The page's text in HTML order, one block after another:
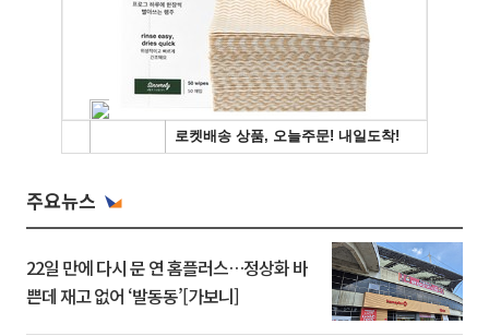
주요뉴스
22일 만에 다시 문 연 홈플러스…정상화 바
쁜데 재고 없어 ‘발동동’[가보니]